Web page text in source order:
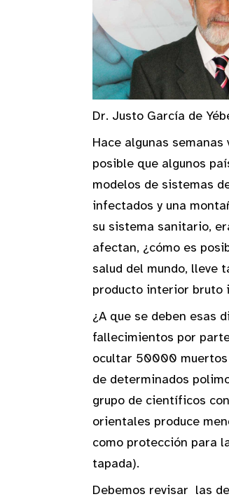
Dr. Justo García de
Hace algunas
posible que algunos
modelos de sistemas
infectados y una
su sistema sanitario,
afectan, ¿cómo es
salud del mundo, lleve
producto interior bruto
¿A que se deben esas
fallecimientos por
ocultar 50000 muertos
de determinados
grupo de científicos
orientales produce
como protección para
tapada).
Debemos revisar las